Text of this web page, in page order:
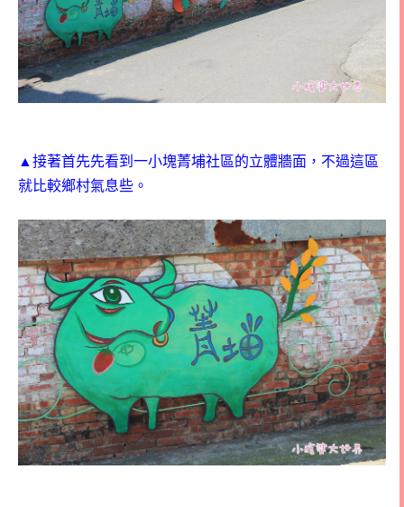
▲接著首先先看到一小塊菁埔社區的立體牆面，不過這區
就比較鄉村氣息些。